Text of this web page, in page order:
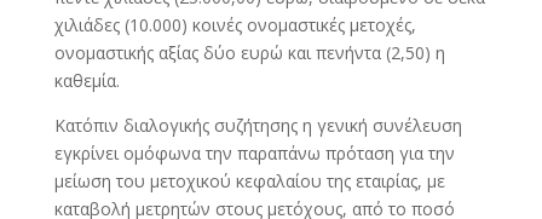
χιλιάδες (10.000) κοινές ονομαστικές μετοχές,
ονομαστικής αξίας δύο ευρώ και πενήντα (2,50) η
καθεμία.
Κατόπιν διαλογικής συζήτησης η γενική συνέλευση
εγκρίνει ομόφωνα την παραπάνω πρόταση για την
μείωση του μετοχικού κεφαλαίου της εταιρίας, με
καταβολή μετρητών στους μετόχους, από το ποσό